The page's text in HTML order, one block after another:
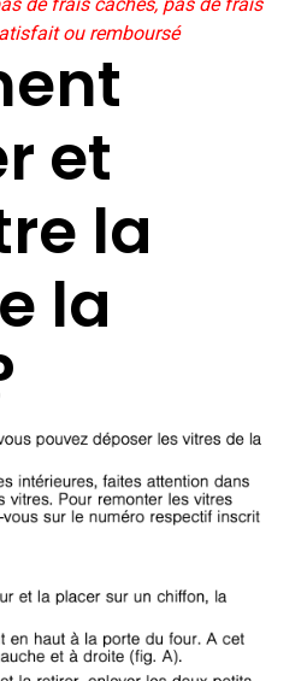
ou remboursé
et
la
la